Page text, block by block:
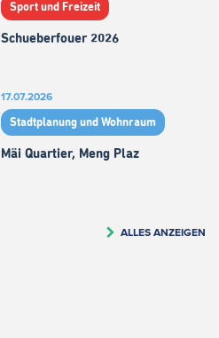
Sport und Freizeit
Schueberfouer 2026
17.07.2026
Stadtplanung und Wohnraum
Mäi Quartier, Meng Plaz
ALLES ANZEIGEN